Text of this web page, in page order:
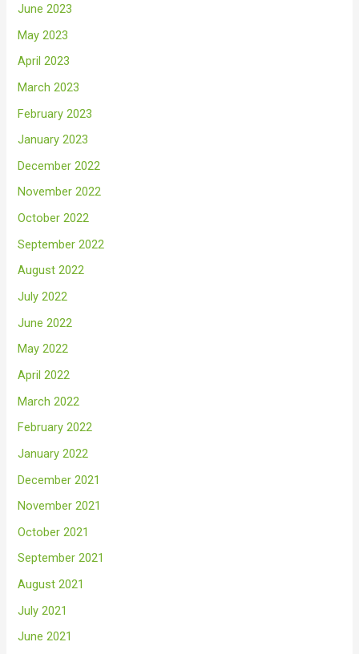
June 2023
May 2023
April 2023
March 2023
February 2023
January 2023
December 2022
November 2022
October 2022
September 2022
August 2022
July 2022
June 2022
May 2022
April 2022
March 2022
February 2022
January 2022
December 2021
November 2021
October 2021
September 2021
August 2021
July 2021
June 2021